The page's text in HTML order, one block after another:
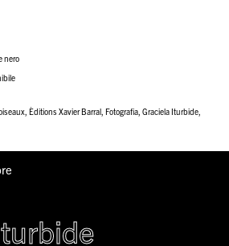
nero
Èditions Xavier Barral Fotografia ,Graciela Iturbide